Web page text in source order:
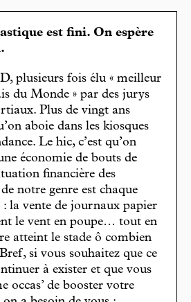
est fini. On espère
plusieurs fois élu « meilleur
du Monde » par des jurys
Plus de vingt ans
aboie dans les kiosques
Le hic, c’est qu’on
économie de bouts de
financière des
notre genre est chaque
la vente de journaux papier
le vent en poupe… tout en
atteint le stade ô combien
si vous souhaitez que ce
à exister et que vous
occas’ de booster votre